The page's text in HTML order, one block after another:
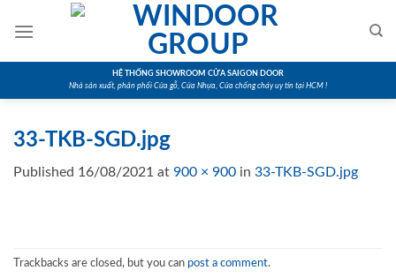
HỆ THỐNG SHOWROOM CỬA SAIGON DOOR
Nhà sản xuất, phân phối Cửa gỗ, Cửa Nhựa, Cửa chống cháy uy tín tại HCM !
33-TKB-SGD.jpg
Published 16/08/2021 at 900 × 900 in 33-TKB-SGD.jpg
Trackbacks are closed, but you can post a comment.